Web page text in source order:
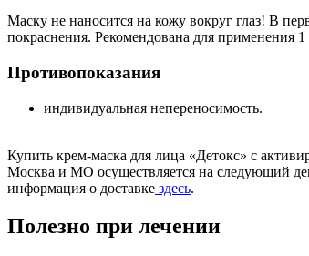
Маску не наносится на кожу вокруг глаз! В
покраснения. Рекомендована для применения 1
Противопоказания
индивидуальная непереносимость.
Купить крем-маска для лица «Детокс» с
Москва и МО осуществляется на следующий
информация о доставке здесь.
Полезно при лечении